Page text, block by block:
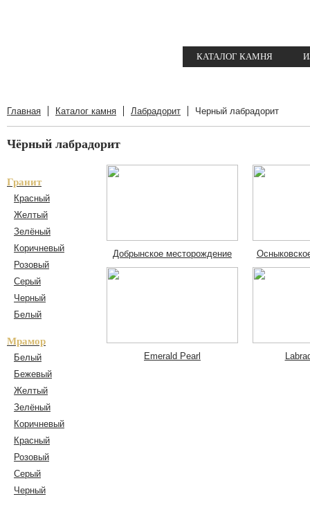
КАТАЛОГ КАМНЯ
Главная Каталог камня Лабрадорит Черный лабрадорит
Чёрный лабрадорит
Гранит
Красный
Желтый
Зелёный
Коричневый
Розовый
Серый
Черный
Белый
Мрамор
Белый
Бежевый
Желтый
Зелёный
Коричневый
Красный
Розовый
Серый
Черный
Добрынское месторождение
Emerald Pearl